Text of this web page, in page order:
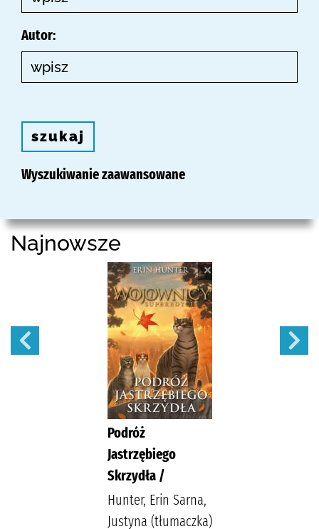
Autor:
szukaj
Wyszukiwanie zaawansowane
Najnowsze
Podróż
Jastrzębiego
Skrzydła /
Hunter, Erin Sarna,
Justyna (tłumaczka)